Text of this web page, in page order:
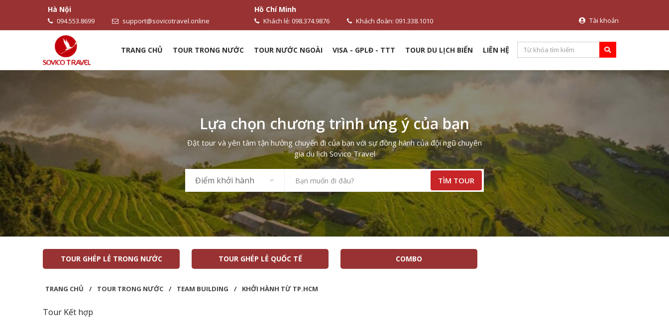
Hà Nội
094.553.8699 support@sovicotravel.online
Hồ Chí Minh
Khách lẻ: 098.374.9876 Khách đoàn: 091.338.1010 Tài khoản
TRANG CHỦ TOUR TRONG NƯỚC TOUR NƯỚC NGOÀI VISA - GPLĐ - TTT TOUR DU LỊCH BIỂN LIÊN HỆ
Lựa chọn chương trình ưng ý của bạn
Đặt tour và yên tâm tận hưởng chuyến đi của bạn với sự đồng hành của đội ngũ chuyên
gia du lịch Sovico Travel
Điểm khởi hành TÌM TOUR
TOUR GHÉP LẺ TRONG NƯỚC TOUR GHÉP LẺ QUỐC TẾ COMBO
TRANG CHỦ / TOUR TRONG NƯỚC / TEAM BUILDING / KHỞI HÀNH TỪ TP.HCM
Tour Kết hợp